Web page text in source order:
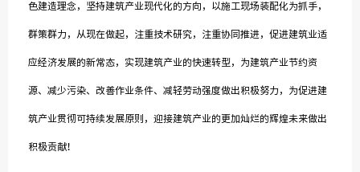
色建造理念，坚持建筑产业现代化的方向，以施工现场装配化为抓手，
群策群力，从现在做起，注重技术研究，注重协同推进，促进建筑业适
应经济发展的新常态，实现建筑产业的快速转型，为建筑产业节约资
源、减少污染、改善作业条件、减轻劳动强度做出积极努力，为促进建
筑产业贯彻可持续发展原则，迎接建筑产业的更加灿烂的辉煌未来做出
积极贡献！